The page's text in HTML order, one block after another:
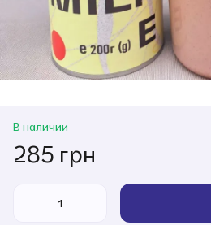
В наличии
285 грн